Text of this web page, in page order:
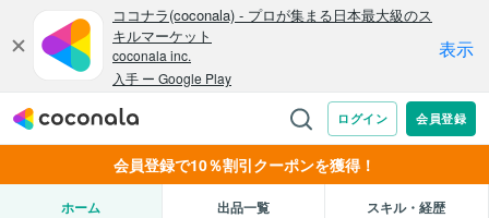
会員登録で10％割引クーポンを獲得！
ホーム 出品一覧 スキル・経歴